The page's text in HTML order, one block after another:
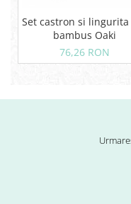
Set castron si
bambus Oaki
76,26 RON